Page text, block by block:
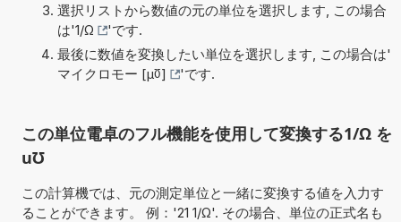
選択リストから数値の元の単位を選択します, この場合
は'1/Ω
'です.
最後に数値を変換したい単位を選択します, この場合は'
マイクロモー [µ℧]
'です.
この単位電卓のフル機能を使用して変換する1/Ω を
u℧
この計算機では、元の測定単位と一緒に変換する値を入力す
ることができます。 例：'21 1/Ω'. その場合、単位の正式名も